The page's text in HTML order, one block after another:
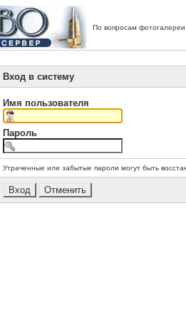
По вопросам
Вход в систему
Имя пользователя
Пароль
Утраченные или забытые пароли могут быть